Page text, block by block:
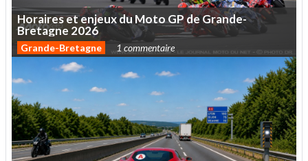
HorairesetenjeuxduMotoGPdeGrande-
Bretagne 2026
Grande-Bretagne 1 commentaire